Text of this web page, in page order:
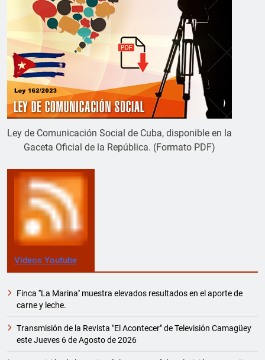
Ley de Comunicación Social de Cuba, disponible en la
Gaceta Oficial de la República. (Formato PDF)
Videos Youtube
Finca '''La Marina'' muestra elevados resultados en el aporte de
carne y leche.
Transmisión de la Revista "El Acontecer" de Televisión Camagüey
este Jueves 6 de Agosto de 2026